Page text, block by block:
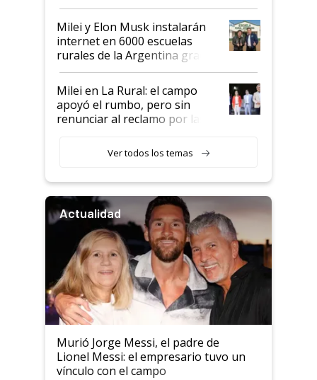
Milei y Elon Musk instalarán
internet en 6000 escuelas
rurales de la Argentina gracias
a un acuerdo con Starlink
Milei en La Rural: el campo
apoyó el rumbo, pero sin
renunciar al reclamo por las
Ver todos los temas
Actualidad
Murió Jorge Messi, el padre de
Lionel Messi: el empresario tuvo un
vínculo con el campo